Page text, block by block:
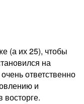
(а их 25), чтобы
на
ответственно
и
восторге.